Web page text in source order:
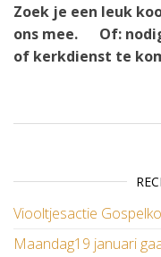
Zoek je een leuk
ons mee. Of:
of kerkdienst te
Viooltjesactie
Maandag19 januari